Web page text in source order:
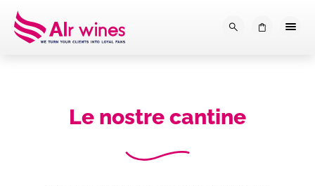
Dalla loro vendemmia, alla
Le nostre cantine